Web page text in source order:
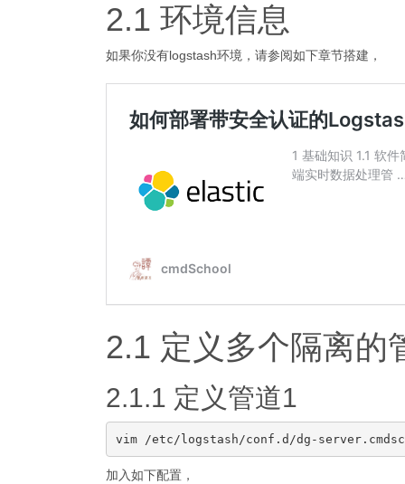
2.1 环境信息
如果你没有logstash环境，请参阅如下章节搭建，
2.1 定义多个隔离的
2.1.1 定义管道1
加入如下配置，